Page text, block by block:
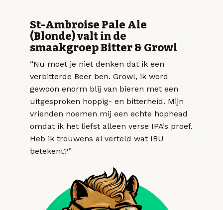
St-Ambroise Pale Ale
(Blonde) valt in de
smaakgroep Bitter & Growl
“Nu moet je niet denken dat ik een
verbitterde Beer ben. Growl, ik word
gewoon enorm blij van bieren met een
uitgesproken hoppig- en bitterheid. Mijn
vrienden noemen mij een echte hophead
omdat ik het liefst alleen verse IPA’s proef.
Heb ik trouwens al verteld wat IBU
betekent?”